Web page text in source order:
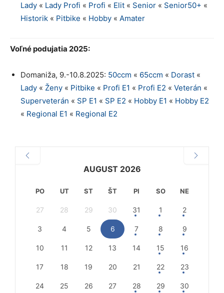
Lady « Lady Profi « Profi « Elit « Senior « Senior50+ «
Historik « Pitbike « Hobby « Amater
Voľné podujatia 2025:
Domaniža, 9.-10.8.2025: 50ccm « 65ccm « Dorast «
Lady « Ženy « Pitbike « Profi E1 « Profi E2 « Veterán «
Superveterán « SP E1 « SP E2 « Hobby E1 « Hobby E2
« Regional E1 « Regional E2
AUGUST 2026
PO UT ST ŠT PI SO NE
27 28 29 30 31 1 2
3 4 5 6 7 8 9
10 11 12 13 14 15 16
17 18 19 20 21 22 23
24 25 26 27 28 29 30